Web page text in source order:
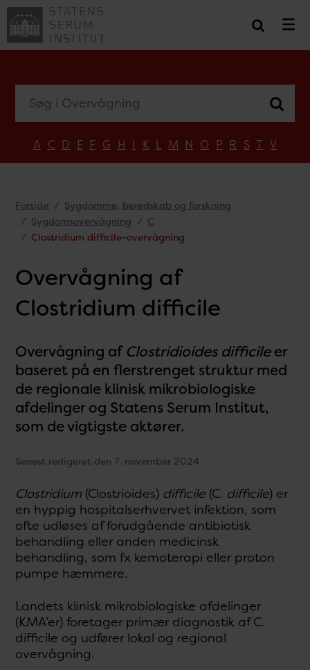
A C D E F G H I K L M N O P R S T V
Forside
Sygdomme, beredskab og forskning
Sygdomsovervågning
C
Clostridium difficile-overvågning
Overvågning af
Clostridium difficile
Overvågning afClostridioides difficileer
baseret på en flerstrenget struktur med
de regionale klinisk mikrobiologiske
afdelinger og Statens Serum Institut,
som de vigtigste aktører.
Senest redigeret den 7. november 2024
Clostridium (Clostrioides) difficile (C. difficile) er
en hyppig hospitalserhvervet infektion, som
ofte udløses af forudgående antibiotisk
behandling eller anden medicinsk
behandling, som fx kemoterapi eller proton
pumpe hæmmere.
Landets klinisk mikrobiologiske afdelinger
(KMA’er) foretager primær diagnostik af C.
difficile og udfører lokal og regional
overvågning.